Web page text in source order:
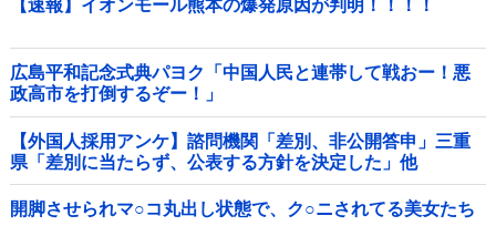
【速報】イオンモール熊本の爆発原因が判明！！！！
広島平和記念式典パヨク「中国人民と連帯して戦おー！悪
政高市を打倒するぞー！」
【外国人採用アンケ】諮問機関「差別、非公開答申」三重
県「差別に当たらず、公表する方針を決定した」他
開脚させられマ○コ丸出し状態で、ク○ニされてる美女たち